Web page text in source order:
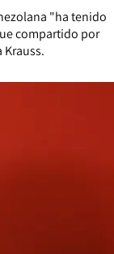
"ha tenido
compartido por
Krauss.